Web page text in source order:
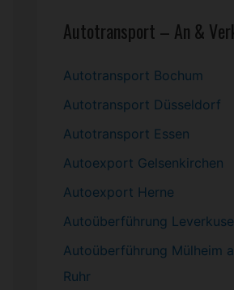
Autotransport – An &
Autotransport Bochum
Autotransport Düsseldorf
Autotransport Essen
Autoexport Gelsenkirchen
Autoexport Herne
Autoüberführung
Autoüberführung Mülheim
Ruhr